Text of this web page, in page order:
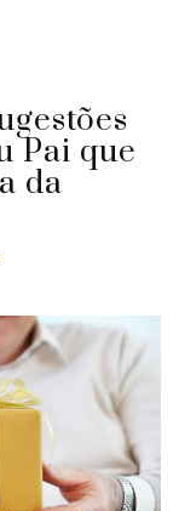
Pai que
da